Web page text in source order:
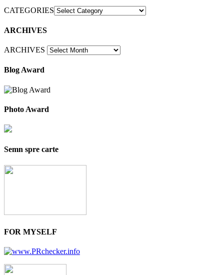
CATEGORIES
ARCHIVES
ARCHIVES
Blog Award
Photo Award
Semn spre carte
FOR MYSELF